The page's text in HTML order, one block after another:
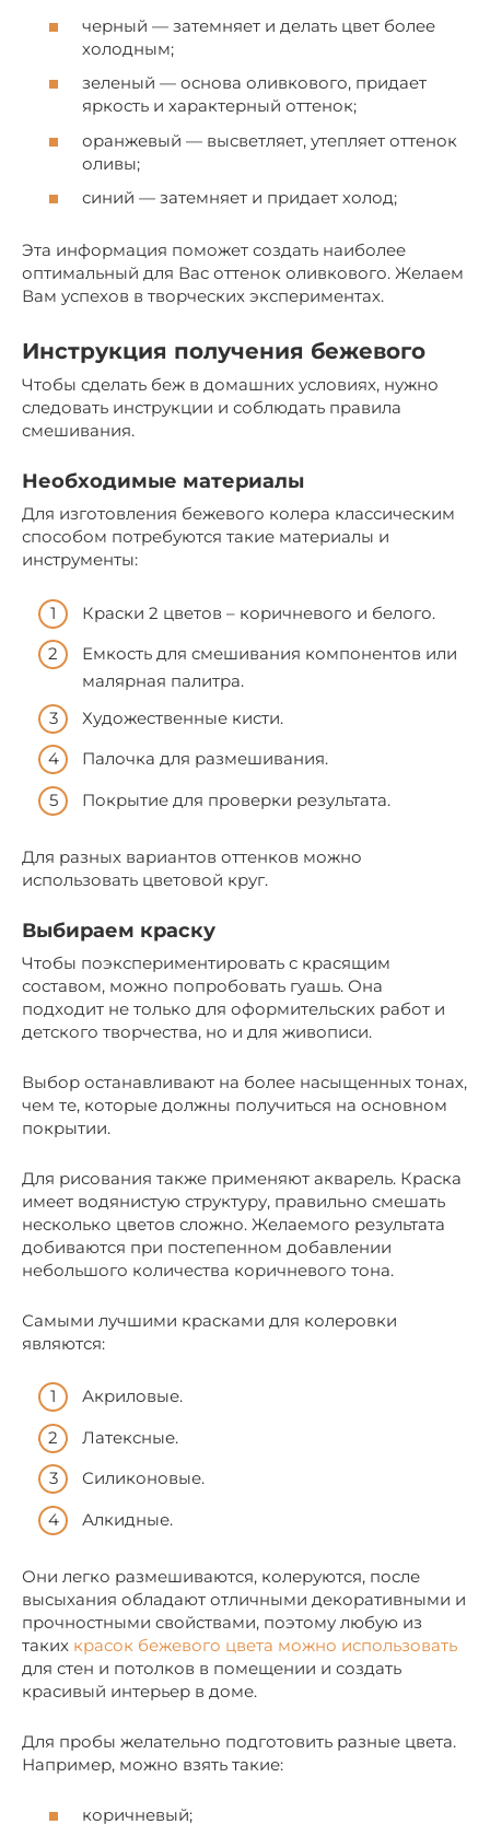
черный — затемняет и делать цвет более
холодным;
зеленый — основа оливкового, придает
яркость и характерный оттенок;
оранжевый — высветляет, утепляет оттенок
оливы;
синий — затемняет и придает холод;
Эта информация поможет создать наиболее
оптимальный для Вас оттенок оливкового. Желаем
Вам успехов в творческих экспериментах.
Инструкция получения бежевого
Чтобы сделать беж в домашних условиях, нужно
следовать инструкции и соблюдать правила
смешивания.
Необходимые материалы
Для изготовления бежевого колера классическим
способом потребуются такие материалы и
инструменты:
Краски 2 цветов – коричневого и белого.
Емкость для смешивания компонентов или
малярная палитра.
Художественные кисти.
Палочка для размешивания.
Покрытие для проверки результата.
Для разных вариантов оттенков можно
использовать цветовой круг.
Выбираем краску
Чтобы поэкспериментировать с красящим
составом, можно попробовать гуашь. Она
подходит не только для оформительских работ и
детского творчества, но и для живописи.
Выбор останавливают на более насыщенных тонах,
чем те, которые должны получиться на основном
покрытии.
Для рисования также применяют акварель. Краска
имеет водянистую структуру, правильно смешать
несколько цветов сложно. Желаемого результата
добиваются при постепенном добавлении
небольшого количества коричневого тона.
Самыми лучшими красками для колеровки
являются:
Акриловые.
Латексные.
Силиконовые.
Алкидные.
Они легко размешиваются, колеруются, после
высыхания обладают отличными декоративными и
прочностными свойствами, поэтому любую из
таких красок бежевого цвета можно использовать
для стен и потолков в помещении и создать
красивый интерьер в доме.
Для пробы желательно подготовить разные цвета.
Например, можно взять такие:
коричневый;